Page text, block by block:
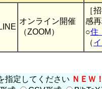
オンライン開催
（ZOOM）
［
感
○住
（
指定してください ＮＥＷ